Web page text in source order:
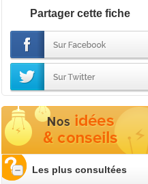
Partager cette fiche
Les plus consultées